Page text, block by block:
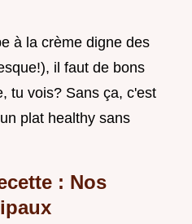
à la crème digne des
il faut de bons
tu vois? Sans ça, c'est
plat healthy sans
: Nos